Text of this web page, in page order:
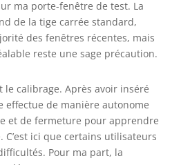
- Partagez l'accès
avec votre famille
et vos amis ;
envoyez des
configurez des
accès individuels
avec des
accessoires
séparés
ma porte-fenêtre de test. La
de la tige carrée standard,
des fenêtres récentes, mais
reste une sage précaution.
le calibrage. Après avoir inséré
effectue de manière autonome
et de fermeture pour apprendre
C’est ici que certains utilisateurs
Pour ma part, la